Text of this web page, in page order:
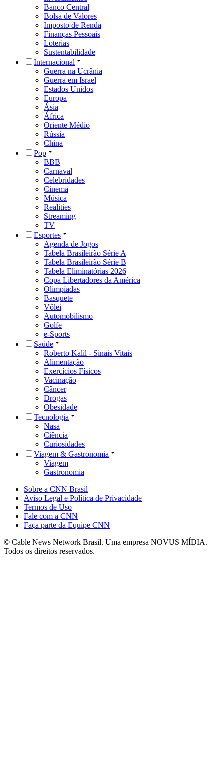
Banco Central
Bolsa de Valores
Imposto de Renda
Finanças Pessoais
Loterias
Sustentabilidade
Internacional
Guerra na Ucrânia
Guerra em Israel
Estados Unidos
Europa
Ásia
África
Oriente Médio
Rússia
China
Pop
BBB
Carnaval
Celebridades
Cinema
Música
Realities
Streaming
TV
Esportes
Agenda de Jogos
Tabela Brasileirão Série A
Tabela Brasileirão Série B
Tabela Eliminatórias 2026
Copa Libertadores da América
Olimpíadas
Basquete
Vôlei
Automobilismo
Golfe
e-Sports
Saúde
Roberto Kalil - Sinais Vitais
Alimentação
Exercícios Físicos
Vacinação
Câncer
Drogas
Obesidade
Tecnologia
Nasa
Ciência
Curiosidades
Viagem & Gastronomia
Viagem
Gastronomia
Sobre a CNN Brasil
Aviso Legal e Política de Privacidade
Termos de Uso
Fale com a CNN
Faça parte da Equipe CNN
© Cable News Network Brasil. Uma empresa NOVUS MÍDIA.
Todos os direitos reservados.